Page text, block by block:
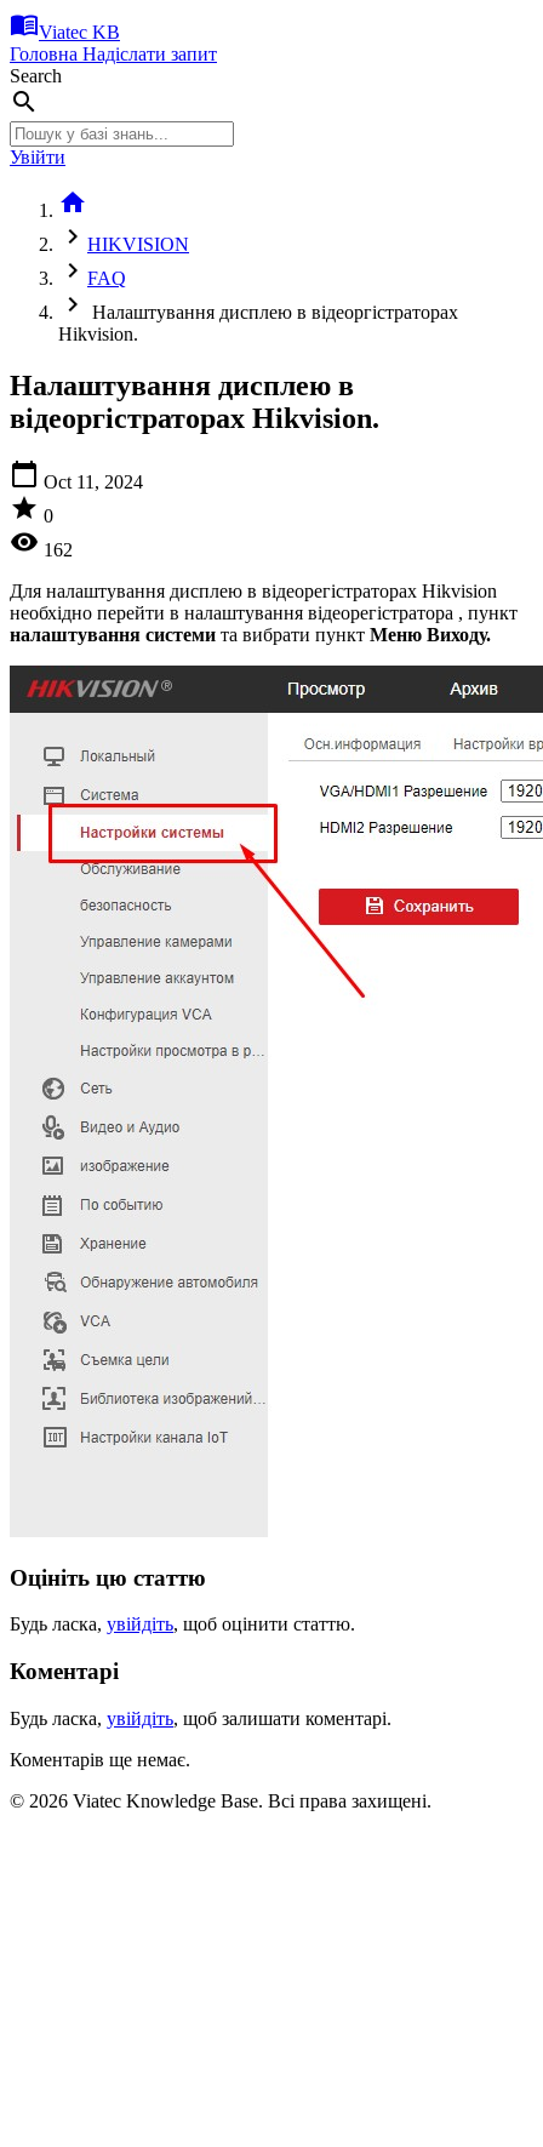
menu_bookViatec KB
Головна Надіслати запит
Search
search
Увійти
home
chevron_right HIKVISION
chevron_right FAQ
chevron_right
Налаштування дисплею в відеоргістраторах
Hikvision.
Налаштування дисплею в
відеоргістраторах Hikvision.
calendar_today Oct 11, 2024
star 0
visibility 162
Для налаштування дисплею в відеорегістраторах Hikvision
необхідно перейти в налаштування відеорегістратора , пункт
налаштування системи та вибрати пункт Меню Виходу.
Оцініть цю статтю
Будь ласка, увійдіть, щоб оцінити статтю.
Коментарі
Будь ласка, увійдіть, щоб залишати коментарі.
Коментарів ще немає.
© 2026 Viatec Knowledge Base. Всі права захищені.